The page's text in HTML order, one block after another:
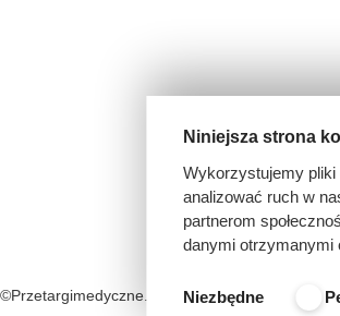
©Przetargimedyczne.comO nas Kontakt
Niniejsza strona
Wykorzystujemy pliki
analizować ruch w
partnerom
danymi otrzymanymi
Niezbędne